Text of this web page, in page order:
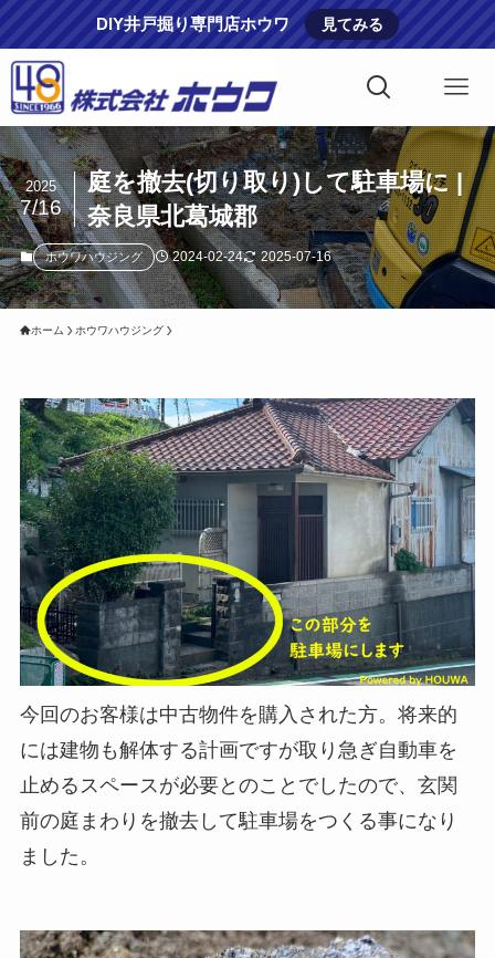
DIY井戸掘り専門店ホウワ 見てみる
庭を撤去(切り取り)して駐車場に |
奈良県北葛城郡
2025
7/16
ホウワハウジング 2024-02-24 2025-07-16
ホーム ホウワハウジング
今回のお客様は中古物件を購入された方。将来的
には建物も解体する計画ですが取り急ぎ自動車を
止めるスペースが必要とのことでしたので、玄関
前の庭まわりを撤去して駐車場をつくる事になり
ました。